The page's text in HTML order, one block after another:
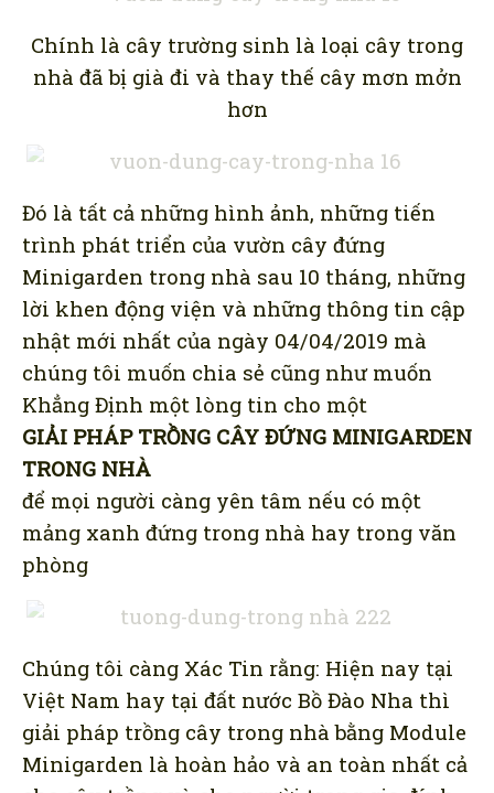
Chính là cây trường sinh là loại cây trong
nhà đã bị già đi và thay thế cây mơn mởn
hơn
Đó là tất cả những hình ảnh, những tiến
trình phát triển của vườn cây đứng
Minigarden trong nhà sau 10 tháng, những
lời khen động viện và những thông tin cập
nhật mới nhất của ngày 04/04/2019 mà
chúng tôi muốn chia sẻ cũng như muốn
Khẳng Định một lòng tin cho một
GIẢI PHÁP TRỒNG CÂY ĐỨNG MINIGARDEN
TRONG NHÀ
để mọi người càng yên tâm nếu có một
mảng xanh đứng trong nhà hay trong văn
phòng
Chúng tôi càng Xác Tin rằng: Hiện nay tại
Việt Nam hay tại đất nước Bồ Đào Nha thì
giải pháp trồng cây trong nhà bằng Module
Minigarden là hoàn hảo và an toàn nhất cả